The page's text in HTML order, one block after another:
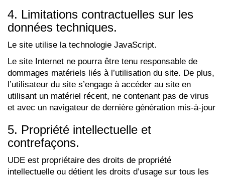
4. Limitations contractuelles sur les
données techniques.
Le site utilise la technologie JavaScript.
Le site Internet ne pourra être tenu responsable de
dommages matériels liés à l’utilisation du site. De plus,
l’utilisateur du site s’engage à accéder au site en
utilisant un matériel récent, ne contenant pas de virus
et avec un navigateur de dernière génération mis-à-jour
5. Propriété intellectuelle et
contrefaçons.
UDE est propriétaire des droits de propriété
intellectuelle ou détient les droits d’usage sur tous les